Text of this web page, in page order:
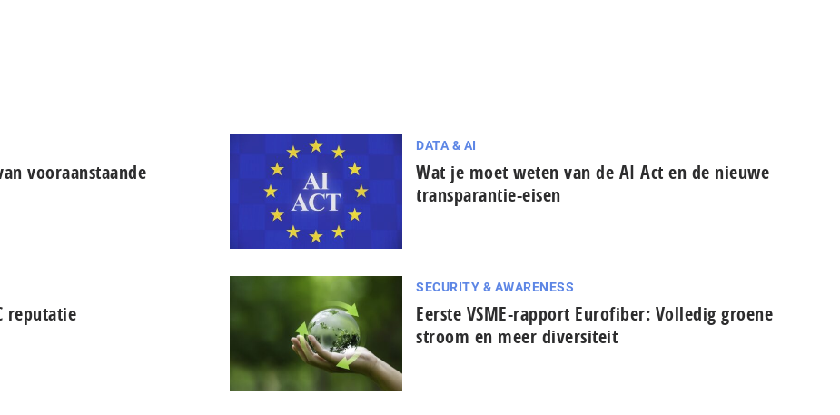
vooraanstaande
DATA & AI
Wat je moet weten van de AI Act en de nieuwe
transparantie-eisen
reputatie
SECURITY & AWARENESS
Eerste VSME-rapport Eurofiber: Volledig groene
stroom en meer diversiteit